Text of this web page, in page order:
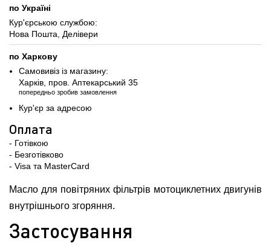
по Україні
Кур'єрською службою:
Нова Пошта, Делівери
по Харкову
Самовивіз із магазину:
Харків, пров. Аптекарський 35
попередньо зробив замовлення
Кур'єр за адресою
Оплата
- Готівкою
- Безготівково
- Visa та MasterCard
Масло для повітряних фільтрів мотоциклетних двигунів
внутрішнього згоряння.
Застосування